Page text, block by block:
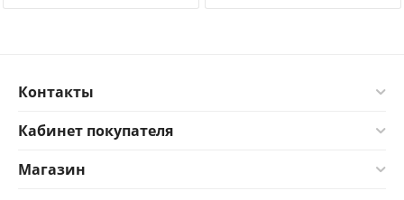
Контакты
Кабинет покупателя
Магазин